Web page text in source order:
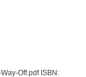
Off.pdf ISBN: